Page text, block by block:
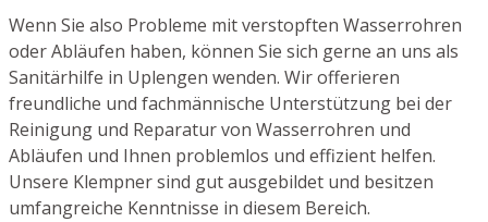
Wenn Sie also Probleme mit verstopften Wasserrohren
oder Abläufen haben, können Sie sich gerne an uns als
Sanitärhilfe in Uplengen wenden. Wir offerieren
freundliche und fachmännische Unterstützung bei der
Reinigung und Reparatur von Wasserrohren und
Abläufen und Ihnen problemlos und effizient helfen.
Unsere Klempner sind gut ausgebildet und besitzen
umfangreiche Kenntnisse in diesem Bereich.